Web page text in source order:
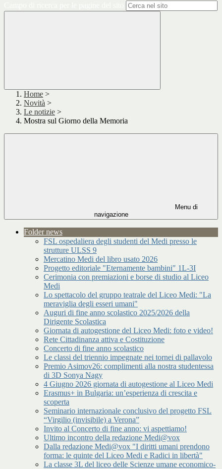
Home >
Novità >
Le notizie >
Mostra sul Giorno della Memoria
Menu di
navigazione
Folder news
FSL ospedaliera degli studenti del Medi presso le
strutture ULSS 9
Mercatino Medi del libro usato 2026
Progetto editoriale "Eternamente bambini" 1L-3I
Cerimonia con premiazioni e borse di studio al Liceo
Medi
Lo spettacolo del gruppo teatrale del Liceo Medi: "La
meraviglia degli esseri umani"
Auguri di fine anno scolastico 2025/2026 della
Dirigente Scolastica
Giornata di autogestione del Liceo Medi: foto e video!
Rete Cittadinanza attiva e Costituzione
Concerto di fine anno scolastico
Le classi del triennio impegnate nei tornei di pallavolo
Premio Asimov26: complimenti alla nostra studentessa
di 3D Sonya Nagy
4 Giugno 2026 giornata di autogestione al Liceo Medi
Erasmus+ in Bulgaria: un’esperienza di crescita e
scoperta
Seminario internazionale conclusivo del progetto FSL
“Virgilio (invisibile) a Verona”
Invito al Concerto di fine anno: vi aspettiamo!
Ultimo incontro della redazione Medi@vox
Dalla redazione Medi@vox "I diritti umani prendono
forma: le quinte del Liceo Medi e Radici in libertà"
La classe 3L del liceo delle Scienze umane economico-